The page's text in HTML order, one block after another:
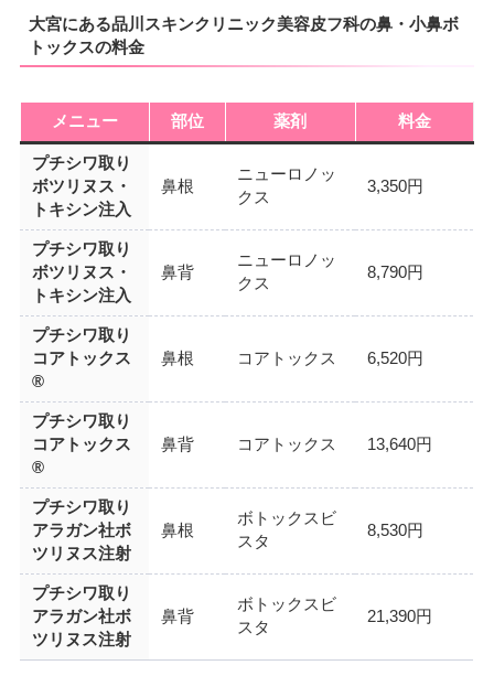
大宮にある品川スキンクリニック美容皮フ科の鼻・小鼻ボ
トックスの料金
メニュー 部位 薬剤 料金
プチシワ取り
ボツリヌス・
トキシン注入
鼻根
ニューロノッ
クス
3,350円
プチシワ取り
ボツリヌス・
トキシン注入
鼻背
ニューロノッ
クス
8,790円
プチシワ取り
コアトックス
®
鼻根 コアトックス 6,520円
プチシワ取り
コアトックス
®
鼻背 コアトックス 13,640円
プチシワ取り
アラガン社ボ
ツリヌス注射
鼻根
ボトックスビ
スタ
8,530円
プチシワ取り
アラガン社ボ
ツリヌス注射
鼻背
ボトックスビ
スタ
21,390円